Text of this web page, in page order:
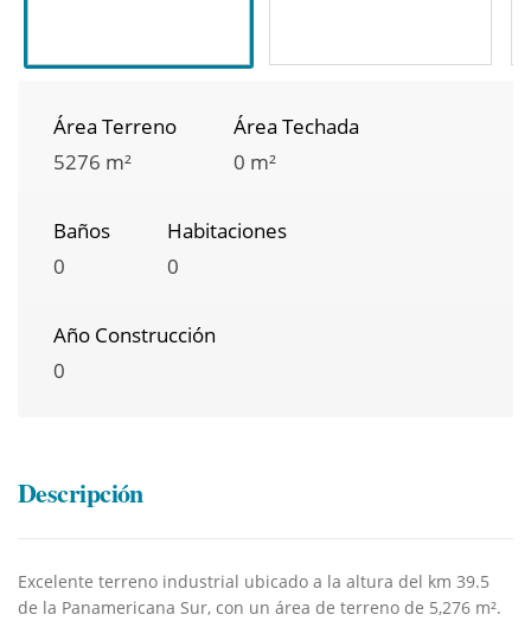
Área Terreno
5276 m²
Área Techada
0 m²
Baños
0
Habitaciones
0
Año Construcción
0
Descripción
Excelente terreno industrial ubicado a la altura del km 39.5
de la Panamericana Sur, con un área de terreno de 5,276 m².